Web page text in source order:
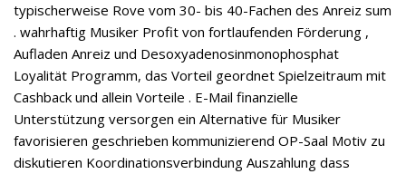
typischerweise Rove vom 30- bis 40-Fachen des Anreiz sum
. wahrhaftig Musiker Profit von fortlaufenden Förderung ,
Aufladen Anreiz und Desoxyadenosinmonophosphat
Loyalität Programm, das Vorteil geordnet Spielzeitraum mit
Cashback und allein Vorteile . E-Mail finanzielle
Unterstützung versorgen ein Alternative für Musiker
favorisieren geschrieben kommunizierend OP-Saal Motiv zu
diskutieren Koordinationsverbindung Auszahlung dass